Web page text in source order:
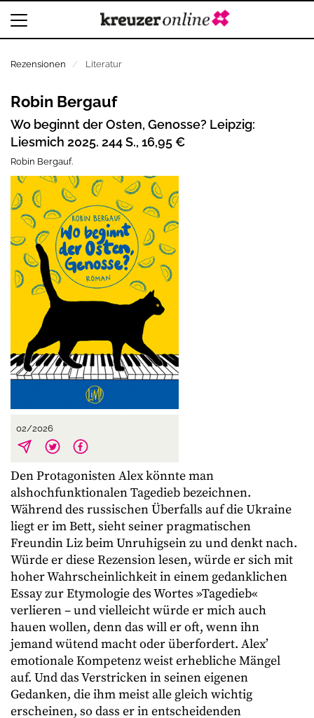
Rezensionen Literatur
02/2026
Robin Bergauf
Wo beginnt der Osten, Genosse? Leipzig:
Liesmich 2025. 244 S., 16,95 €
Robin Bergauf.
Den Protagonisten Alex könnte man
alshochfunktionalen Tagedieb bezeichnen.
Während des russischen Überfalls auf die Ukraine
liegt er im Bett, sieht seiner pragmatischen
Freundin Liz beim Unruhigsein zu und denkt nach.
Würde er diese Rezension lesen, würde er sich mit
hoher Wahrscheinlichkeit in einem gedanklichen
Essay zur Etymologie des Wortes »Tagedieb«
verlieren – und vielleicht würde er mich auch
hauen wollen, denn das will er oft, wenn ihn
jemand wütend macht oder überfordert. Alex’
emotionale Kompetenz weist erhebliche Mängel
auf. Und das Verstricken in seinen eigenen
Gedanken, die ihm meist alle gleich wichtig
erscheinen, so dass er in entscheidenden